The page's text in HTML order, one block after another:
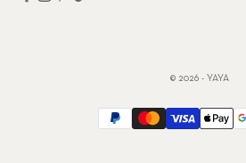
© 2026 - YAYA